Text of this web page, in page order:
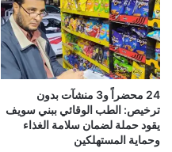
24 محضراً و3 منشآت بدون
ترخيص: الطب الوقائي ببني سويف
يقود حملة لضمان سلامة الغذاء
وحماية المستهلكين